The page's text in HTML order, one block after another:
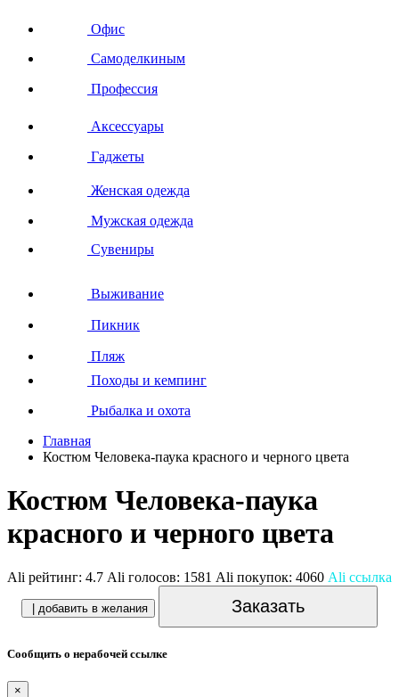
Офис
Самоделкиным
Профессия
Аксессуары
Гаджеты
Женская одежда
Мужская одежда
Сувениры
Выживание
Пикник
Пляж
Походы и кемпинг
Рыбалка и охота
Главная
Костюм Человека-паука красного и черного цвета
Костюм Человека-паука
красного и черного цвета
Ali рейтинг: 4.7 Ali голосов: 1581 Ali покупок: 4060 Ali ссылка
| добавить в желания Заказать
Сообщить о нерабочей ссылке
×